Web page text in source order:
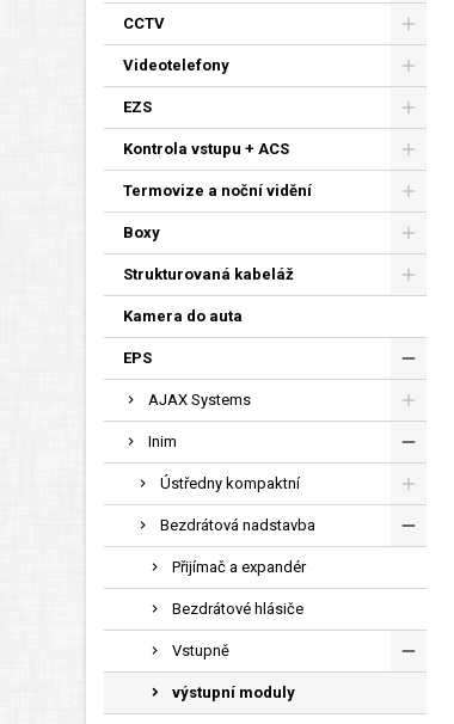
CCTV
Videotelefony
EZS
Kontrola vstupu + ACS
Termovize a noční vidění
Boxy
Strukturovaná kabeláž
Kamera do auta
EPS
AJAX Systems
Inim
Ústředny kompaktní
Bezdrátová nadstavba
Přijímač a expandér
Bezdrátové hlásiče
Vstupně
výstupní moduly